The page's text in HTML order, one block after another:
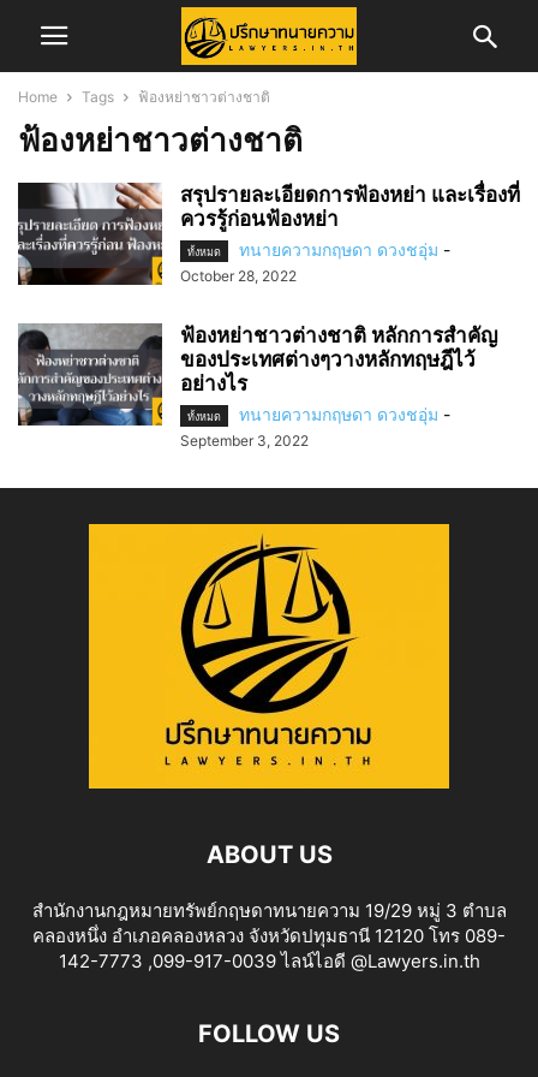
Home Tags ฟ้องหย่าชาวต่างชาติ
ฟ้องหย่าชาวต่างชาติ
สรุปรายละเอียดการฟ้องหย่า และเรื่องที่
ควรรู้ก่อนฟ้องหย่า
ทั้งหมด ทนายความกฤษดา ดวงชอุ่ม -
October 28, 2022
ฟ้องหย่าชาวต่างชาติ หลักการสำคัญ
ของประเทศต่างๆวางหลักทฤษฎีไว้
อย่างไร
ทั้งหมด ทนายความกฤษดา ดวงชอุ่ม -
September 3, 2022
ABOUT US
สำนักงานกฎหมายทรัพย์กฤษดาทนายความ 19/29 หมู่ 3 ตำบล
คลองหนึ่ง อำเภอคลองหลวง จังหวัดปทุมธานี 12120 โทร 089-
142-7773 ,099-917-0039 ไลน์ไอดี @Lawyers.in.th
FOLLOW US